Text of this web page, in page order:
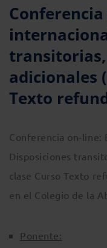
adicionales
Texto
Conferencia on-line:
Disposiciones
clase Curso Texto
en el Colegio de la
Ponente: